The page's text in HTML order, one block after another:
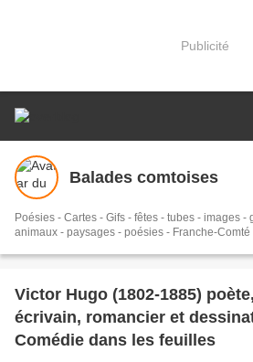
Publicité
Balades comtoises
Poésies - Cartes - Gifs - fêtes - tubes - images
animaux - paysages - poésies - Franche-Comté
Victor Hugo (1802-1885)
écrivain, romancier et
Comédie dans les feuilles